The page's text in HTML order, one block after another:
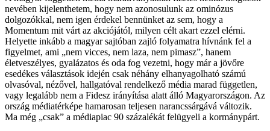
nevében kijelenthetem, hogy nem azonosulunk az ominózus
dolgozókkal, nem igen érdekel bennünket az sem, hogy a
Momentum mit várt az akciójától, milyen célt akart ezzel elérni.
Helyette inkább a magyar sajtóban zajló folyamatra hívnánk fel a
figyelmet, ami „nem vicces, nem laza, nem pimasz”, hanem
életveszélyes, gyalázatos és oda fog vezetni, hogy már a jövőre
esedékes választások idején csak néhány elhanyagolható számú
olvasóval, nézővel, hallgatóval rendelkező média marad független,
vagy legalább nem a Fidesz irányítása alatt álló Magyarországon. Az
ország médiatérképe hamarosan teljesen narancssárgává változik.
Ma még „csak” a médiapiac 90 százalékát felügyeli a kormánypárt.